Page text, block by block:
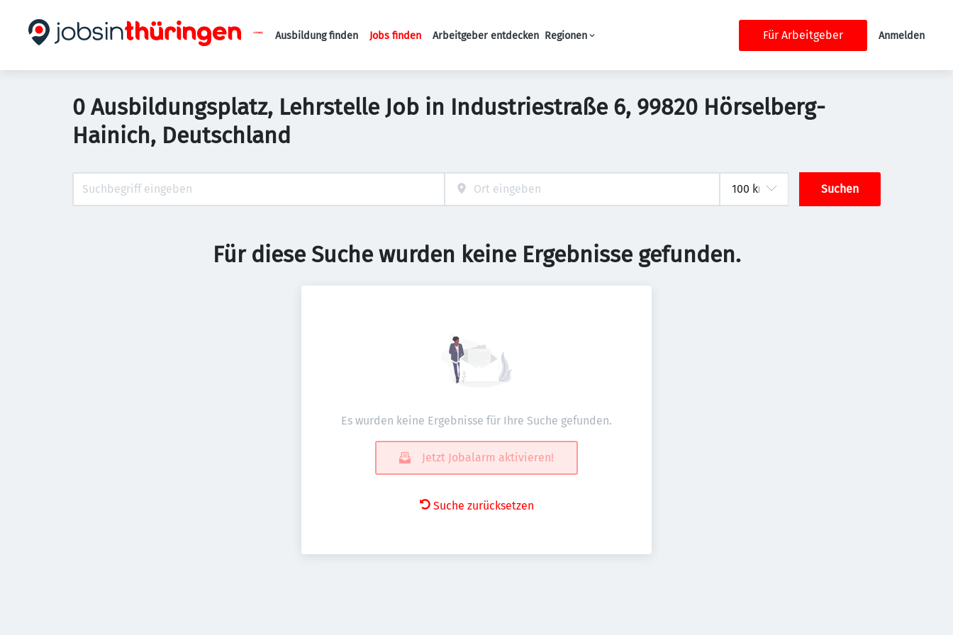
Haupt-Navigation
Ausbildung finden Jobs finden Arbeitgeber entdecken Regionen Für Arbeitgeber Anmelden
0 Ausbildungsplatz, Lehrstelle Job in Industriestraße 6, 99820 Hörselberg-
Hainich, Deutschland
Suchen
Für diese Suche wurden keine Ergebnisse gefunden.
Es wurden keine Ergebnisse für Ihre Suche gefunden.
Jetzt Jobalarm aktivieren!
Suche zurücksetzen